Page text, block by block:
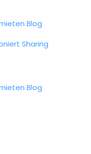
Blog
Sharing
Blog